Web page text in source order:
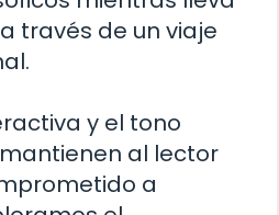
través de un viaje
y el tono
al lector
a